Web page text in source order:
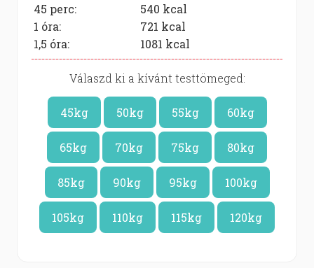
45 perc:
540 kcal
1 óra:
721 kcal
1,5 óra:
1081 kcal
Válaszd ki a kívánt testtömeged:
45kg 50kg 55kg 60kg
65kg 70kg 75kg 80kg
85kg 90kg 95kg 100kg
105kg 110kg 115kg 120kg